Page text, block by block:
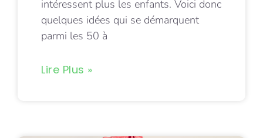
intéressent plus les enfants. Voici donc
quelques idées qui se démarquent
parmi les 50 à
Lire Plus »